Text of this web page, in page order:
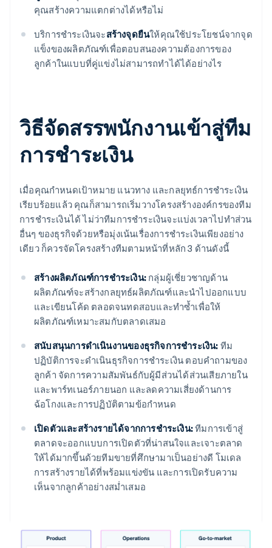
คุณสร้างความแตกต่างได้หรือไม่
บริการชำระเงินจะสร้างจุดยืนให้คุณใช้ประโยชน์จากจุด
แข็งของผลิตภัณฑ์เพื่อตอบสนองความต้องการของ
ลูกค้าในแบบที่คู่แข่งไม่สามารถทำได้ได้อย่างไร
วิธีจัดสรรพนักงานเข้าสู่ทีม
การชำระเงิน
เมื่อคุณกำหนดเป้าหมาย แนวทาง และกลยุทธ์การชำระเงิน
เรียบร้อยแล้ว คุณก็สามารถเริ่มวางโครงสร้างองค์กรของทีม
การชำระเงินได้ ไม่ว่าทีมการชำระเงินจะแบ่งเวลาไปทำส่วน
อื่นๆ ของธุรกิจด้วยหรือมุ่งเน้นเรื่องการชำระเงินเพียงอย่าง
เดียว ก็ควรจัดโครงสร้างทีมตามหน้าที่หลัก 3 ด้านดังนี้
สร้างผลิตภัณฑ์การชำระเงิน: กลุ่มผู้เชี่ยวชาญด้าน
ผลิตภัณฑ์จะสร้างกลยุทธ์ผลิตภัณฑ์และนำไปออกแบบ
และเขียนโค้ด ตลอดจนทดสอบและทำซ้ำเพื่อให้
ผลิตภัณฑ์เหมาะสมกับตลาดเสมอ
สนับสนุนการดำเนินงานของธุรกิจการชำระเงิน: ทีม
ปฏิบัติการจะดำเนินธุรกิจการชำระเงิน ตอบคำถามของ
ลูกค้า จัดการความสัมพันธ์กับผู้มีส่วนได้ส่วนเสียภายใน
และพาร์ทเนอร์ภายนอก และลดความเสี่ยงด้านการ
ฉ้อโกงและการปฏิบัติตามข้อกำหนด
เปิดตัวและสร้างรายได้จากการชำระเงิน:ทีมการเข้าสู่
ตลาดจะออกแบบการเปิดตัวที่น่าสนใจและเจาะตลาด
ให้ได้มากขึ้นด้วยทีมขายที่ศึกษามาเป็นอย่างดี โมเดล
การสร้างรายได้ที่พร้อมแข่งขัน และการเปิดรับความ
เห็นจากลูกค้าอย่างสม่ำเสมอ